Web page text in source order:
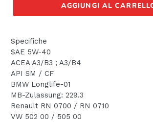
AGGIUNGI AL
Specifiche
SAE 5W-40
ACEA A3/B3 ; A3/B4
API SM / CF
BMW Longlife-01
MB-Zulassung: 229.3
Renault RN 0700 / RN 0710
VW 502 00 / 505 00